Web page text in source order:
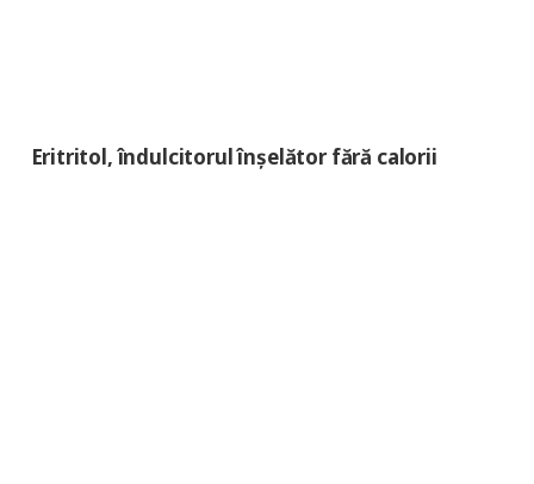
Eritritol, îndulcitorul înșelător fără calorii